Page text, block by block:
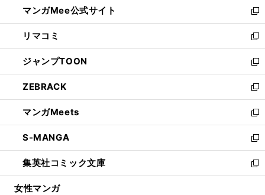
く
ド
ウ
で
開
く
ィ
ン
ド
ウ
で
開
く
い
ウ
ィ
ン
ド
ウ
で
開
く
マンガMee公式サイト
新
し
い
ウ
ィ
ン
ド
ウ
で
開
く
リマコミ
新
し
い
ウ
ィ
ン
ド
ウ
で
開
く
ジャンプTOON
新
し
い
ウ
ィ
ン
ド
ウ
で
開
ZEBRACK
新
し
い
ウ
ィ
ン
ド
ウ
マンガMeets
新
し
い
ウ
ィ
ン
S-MANGA
新
し
い
ウ
集英社コミック文庫
新
し
女性マンガ